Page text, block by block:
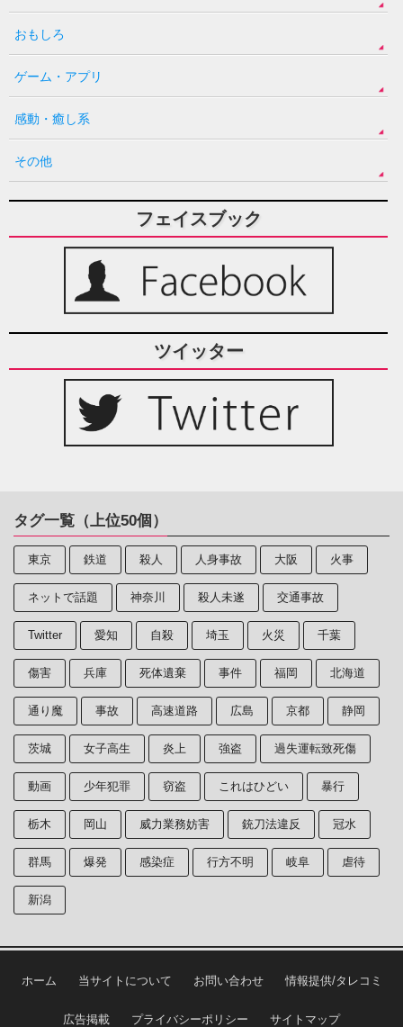
おもしろ
ゲーム・アプリ
感動・癒し系
その他
フェイスブック
ツイッター
タグ一覧（上位50個）
東京 鉄道 殺人 人身事故 大阪 火事
ネットで話題 神奈川 殺人未遂 交通事故
Twitter 愛知 自殺 埼玉 火災 千葉
傷害 兵庫 死体遺棄 事件 福岡 北海道
通り魔 事故 高速道路 広島 京都 静岡
茨城 女子高生 炎上 強盗 過失運転致死傷
動画 少年犯罪 窃盗 これはひどい 暴行
栃木 岡山 威力業務妨害 銃刀法違反 冠水
群馬 爆発 感染症 行方不明 岐阜 虐待
新潟
ホーム 当サイトについて お問い合わせ 情報提供/タレコミ
広告掲載 プライバシーポリシー サイトマップ